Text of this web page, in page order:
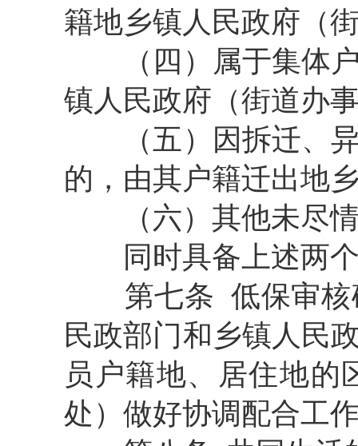
籍地乡镇人民政府（
（四）属于集体
镇人民政府（街道办
（五）因拆迁、
的，由其户籍迁出地
（六）其他未尽
同时具备上述两
第七条 低保审
民政部门和乡镇人民
员户籍地、居住地的
处）做好协调配合工